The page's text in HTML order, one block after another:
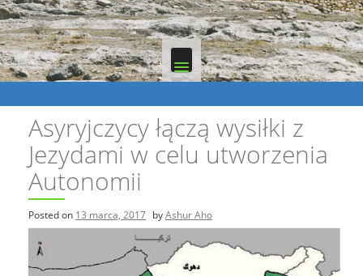
Asyryjczycy łączą wysiłki z
Jezydami w celu utworzenia
Autonomii
Posted on 13 marca, 2017 byAshur Aho